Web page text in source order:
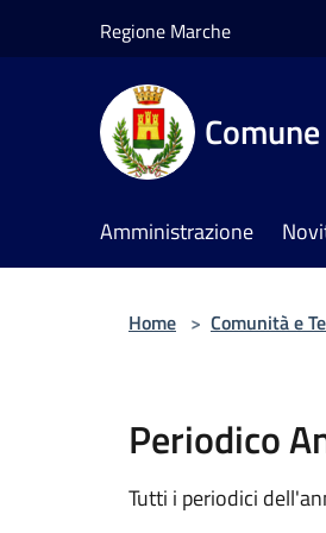
Regione Marche
Amministrazione
Home > Comunità e
Periodico
Tutti i periodici